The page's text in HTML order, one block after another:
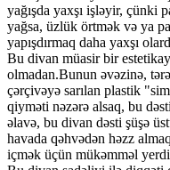
yağışda yaxşı işləyir, çünki
yağsa, üzlük örtmək və ya
yapışdırmaq daha yaxşı
Bu divan müasir bir
olmadan.Bunun əvəzinə,
çərçivəyə sarılan plastik
qiyməti nəzərə alsaq, bu
əlavə, bu divan dəsti şüşə
havada qəhvədən həzz
içmək üçün mükəmməl